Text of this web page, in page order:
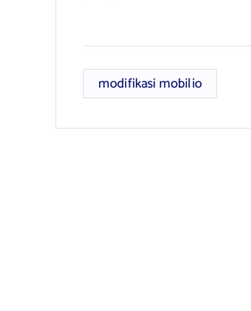
modifikasi mobilio